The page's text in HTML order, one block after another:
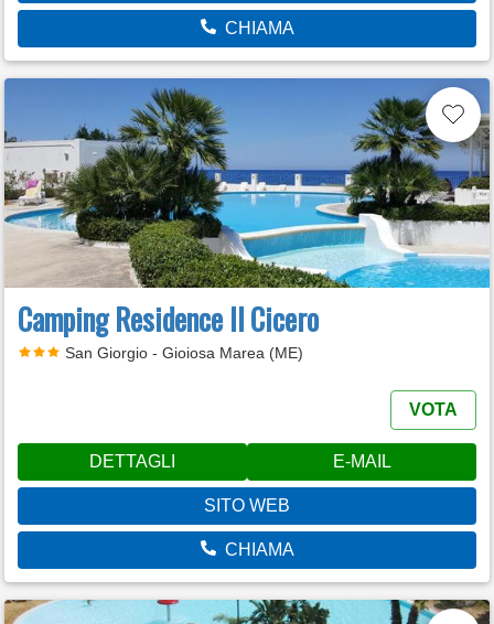
CHIAMA
Camping Residence Il Cicero
San Giorgio - Gioiosa Marea (ME)
VOTA
DETTAGLI E-MAIL
SITO WEB
CHIAMA